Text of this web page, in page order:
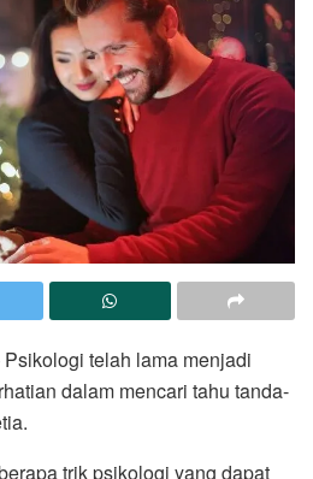
Psikologi telah lama menjadi
dalam mencari tahu tanda-
trik psikologi yang dapat